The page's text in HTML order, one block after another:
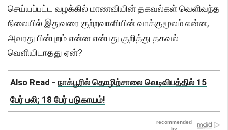
செய்யப்பட்ட வழக்கில் மாணவியின் தகவல்கள் வெளிவந்த
நிலையில் இதுவரை குற்றவாளியின் வாக்குமூலம் என்ன,
அவரது பின்புறம் என்ன என்பது குறித்து தகவல்
வெளியிடாதது ஏன்?
Also Read - நாக்பூரில் தொழிற்சாலை வெடிவிபத்தில் 15
பேர் பலி; 18 பேர் படுகாயம்!